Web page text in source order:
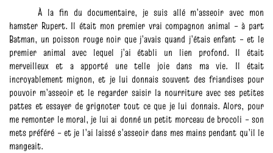
À la fin du documentaire, je suis allé m’asseoir avec mon
hamster Rupert. Il était mon premier vrai compagnon animal – à part
Batman, un poisson rouge noir que j’avais quand j’étais enfant – et le
premier animal avec lequel j’ai établi un lien profond. Il était
merveilleux et a apporté une telle joie dans ma vie. Il était
incroyablement mignon, et je lui donnais souvent des friandises pour
pouvoir m’asseoir et le regarder saisir la nourriture avec ses petites
pattes et essayer de grignoter tout ce que je lui donnais. Alors, pour
me remonter le moral, je lui ai donné un petit morceau de brocoli – son
mets préféré – et je l’ai laissé s’asseoir dans mes mains pendant qu’il le
mangeait.